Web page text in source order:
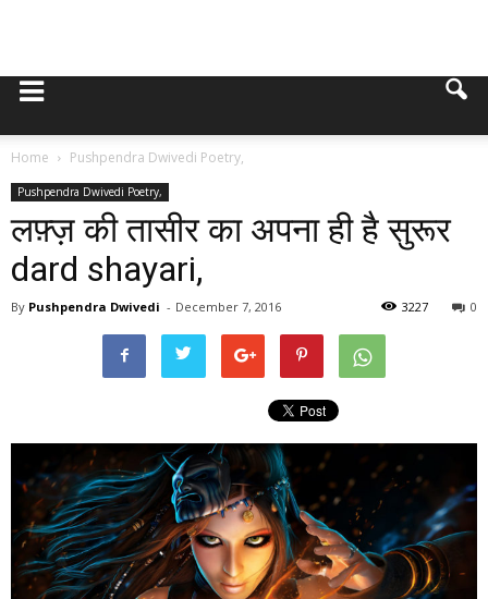
Home Pushpendra Dwivedi Poetry,
Pushpendra Dwivedi Poetry,
लफ़्ज़ की तासीर का अपना ही है सुरूर
dard shayari,
By Pushpendra Dwivedi - December 7, 2016 0
3227